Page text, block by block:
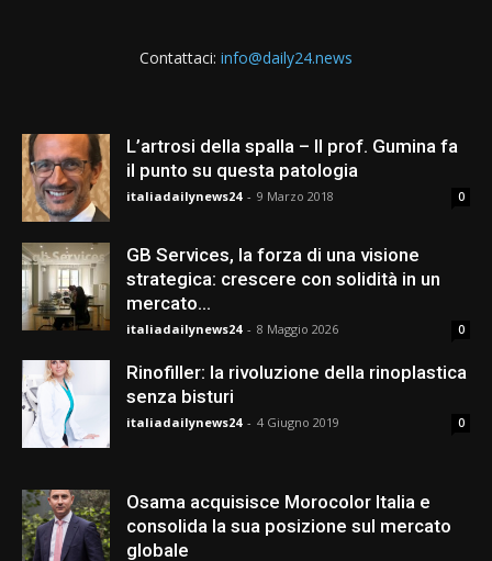
Contattaci: info@daily24.news
L’artrosi della spalla – Il prof. Gumina fa
il punto su questa patologia
italiadailynews24 - 9 Marzo 2018 0
GB Services, la forza di una visione
strategica: crescere con solidità in un
mercato...
italiadailynews24 - 8 Maggio 2026 0
Rinofiller: la rivoluzione della rinoplastica
senza bisturi
italiadailynews24 - 4 Giugno 2019 0
Osama acquisisce Morocolor Italia e
consolida la sua posizione sul mercato
globale